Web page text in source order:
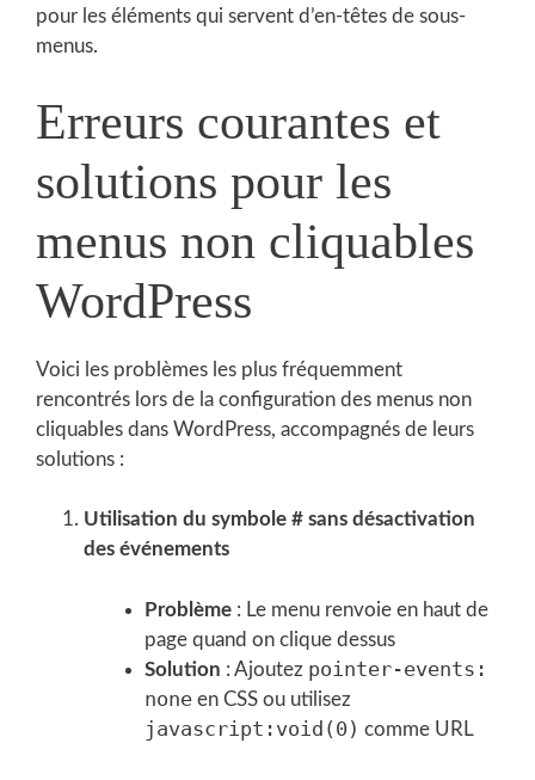
pour les éléments qui servent d’en-têtes de sous-
menus.
Erreurs courantes et
solutions pour les
menus non cliquables
WordPress
Voici les problèmes les plus fréquemment
rencontrés lors de la configuration des menus non
cliquables dans WordPress, accompagnés de leurs
solutions :
Utilisation du symbole # sans désactivation
des événements
Problème : Le menu renvoie en haut de
page quand on clique dessus
Solution : Ajoutez pointer-events:
none en CSS ou utilisez
javascript:void(0) comme URL